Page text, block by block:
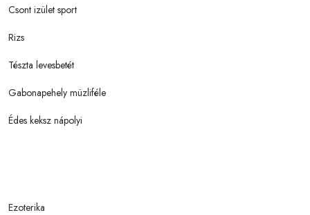
Csont izület sport
Rizs
Tészta levesbetét
Gabonapehely müzliféle
Édes keksz nápolyi
Ezoterika